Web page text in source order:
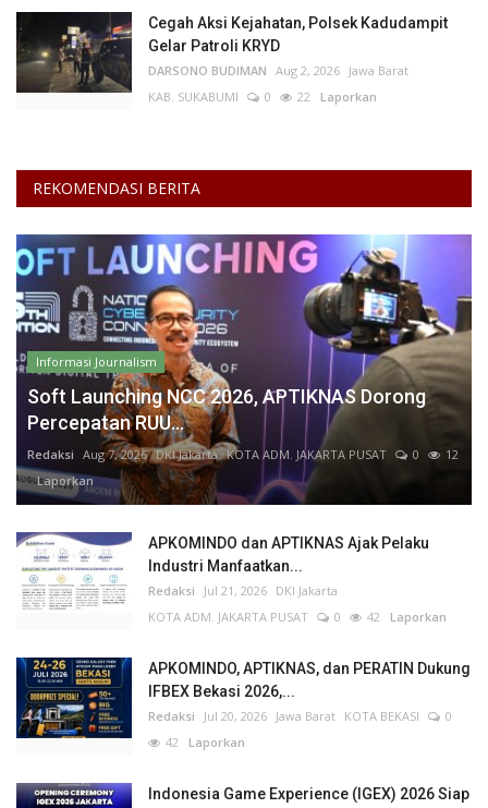
Cegah Aksi Kejahatan, Polsek Kadudampit
Gelar Patroli KRYD
DARSONO BUDIMAN Aug 2, 2026 Jawa Barat
KAB. SUKABUMI
0 22 Laporkan
REKOMENDASI BERITA
Informasi Journalism
Soft Launching NCC 2026, APTIKNAS Dorong
Percepatan RUU...
Redaksi Aug 7, 2026 DKI Jakarta KOTA ADM. JAKARTA PUSAT 0
12
Laporkan
APKOMINDO dan APTIKNAS Ajak Pelaku
Industri Manfaatkan...
Redaksi Jul 21, 2026 DKI Jakarta
KOTA ADM. JAKARTA PUSAT
0 42 Laporkan
APKOMINDO, APTIKNAS, dan PERATIN Dukung
IFBEX Bekasi 2026,...
Redaksi Jul 20, 2026 Jawa Barat KOTA BEKASI
0
42 Laporkan
Indonesia Game Experience (IGEX) 2026 Siap